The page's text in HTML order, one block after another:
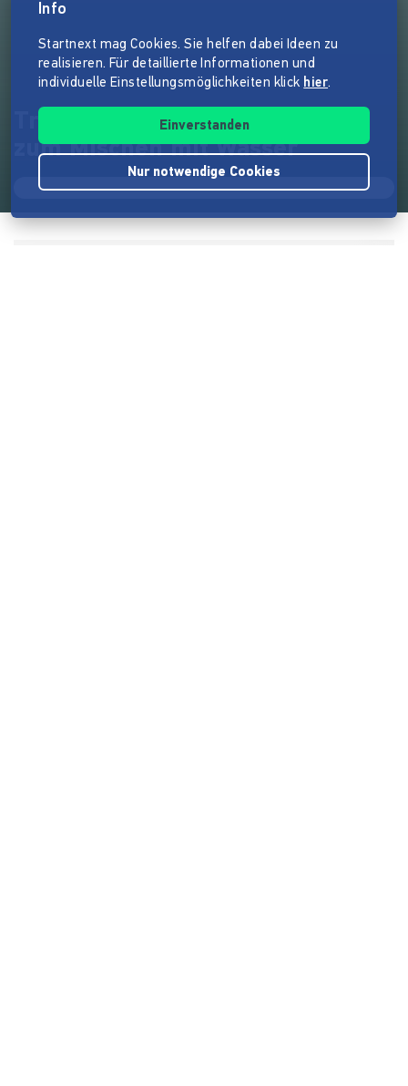
Treu-Refill-Pulver Haarpflege
zum Mischen mit Wasser
Info
Startnext mag Cookies. Sie helfen dabei Ideen zu
realisieren. Für detaillierte Informationen und
individuelle Einstellungsmöglichkeiten klick hier.
Einverstanden
Nur notwendige Cookies